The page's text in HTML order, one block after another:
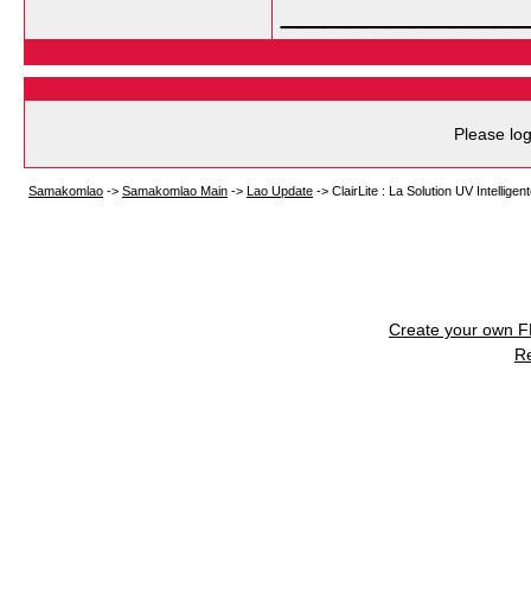
Please
Samakomlao -> Samakomlao Main -> Lao Update -> ClairLite : La Solution UV
Create your own